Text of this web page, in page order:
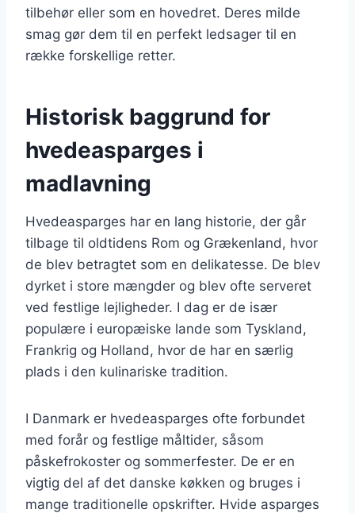
tilbehør eller som en hovedret. Deres milde
smag gør dem til en perfekt ledsager til en
række forskellige retter.
Historisk baggrund for
hvedeasparges i
madlavning
Hvedeasparges har en lang historie, der går
tilbage til oldtidens Rom og Grækenland, hvor
de blev betragtet som en delikatesse. De blev
dyrket i store mængder og blev ofte serveret
ved festlige lejligheder. I dag er de især
populære i europæiske lande som Tyskland,
Frankrig og Holland, hvor de har en særlig
plads i den kulinariske tradition.
I Danmark er hvedeasparges ofte forbundet
med forår og festlige måltider, såsom
påskefrokoster og sommerfester. De er en
vigtig del af det danske køkken og bruges i
mange traditionelle opskrifter. Hvide asparges